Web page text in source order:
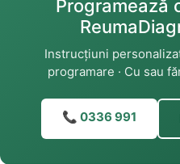
Programează
Instrucțiuni
programare · Cu sau
📞 0336 991